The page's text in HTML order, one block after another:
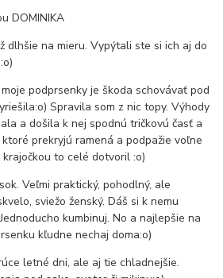
DOMINIKA
dlhšie na mieru. Vypýtali ste si ich aj do
podprsenky je škoda schovávať pod
Spravila som z nic topy. Výhody
a došila k nej spodnú tričkovú časť a
prekryjú ramená a podpažie voľne
to celé dotvoril :o)
Veľmi praktický, pohodlný, ale
sviežo ženský. Dáš si k nemu
kumbinuj. No a najlepšie na
kľudne nechaj doma:o)
letné dni, ale aj tie chladnejšie.